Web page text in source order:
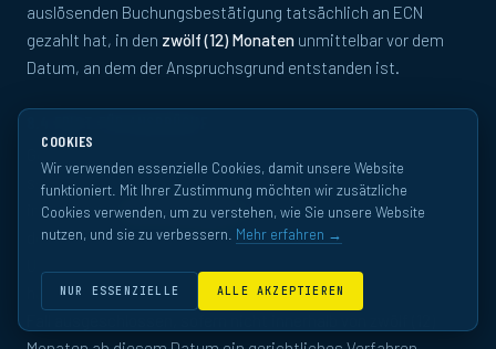
auslösenden Buchungsbestätigung tatsächlich an ECN
gezahlt hat, in den zwölf (12) Monaten unmittelbar vor dem
Datum, an dem der Anspruchsgrund entstanden ist.
sei denn, der Kunde hat ECN den Anspruch schriftlich
innerhalb vondrei (3) Monatenab dem Datum mitgeteilt, an
dem der Kunde von den den Anspruch begründenden
hätte erlangen müssen); ein solcher Anspruch ist in jedem
COOKIES
Wir verwenden essenzielle Cookies, damit unsere Website
funktioniert. Mit Ihrer Zustimmung möchten wir zusätzliche
Cookies verwenden, um zu verstehen, wie Sie unsere Website
nutzen, und sie zu verbessern. Mehr erfahren →
NUR ESSENZIELLE ALLE AKZEPTIEREN